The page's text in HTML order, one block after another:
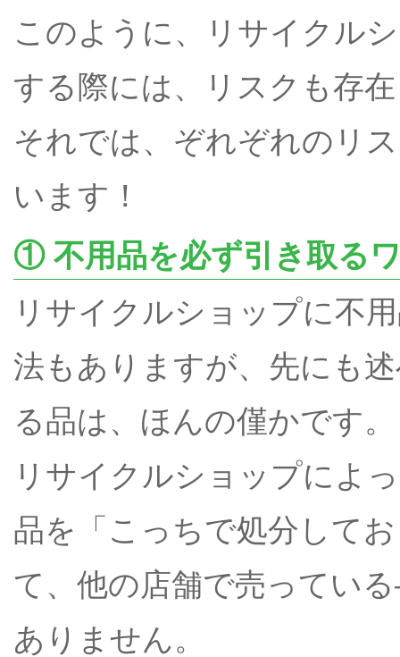
このように、リサイクル
する際には、リスクも存
それでは、ぞれぞれのリ
います！
① 不用品を必ず引き取る
リサイクルショップに不
法もありますが、先にも
る品は、ほんの僅かです。
リサイクルショップによ
品を「こっちで処分して
て、他の店舗で売ってい
ありません。